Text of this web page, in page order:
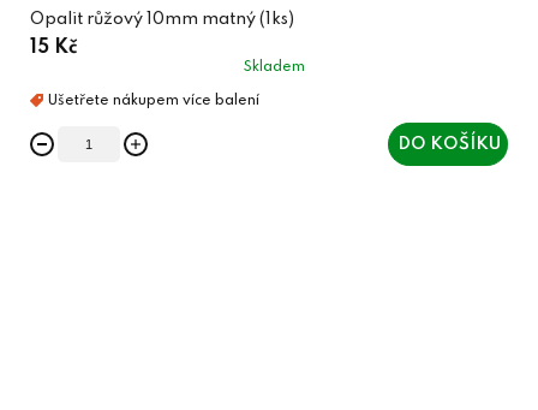
Opalit růžový 10mm matný (1ks)
15 Kč
Skladem
DO KOŠÍKU